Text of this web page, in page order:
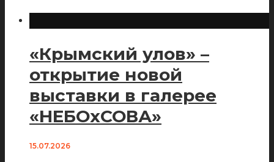
«Крымский улов» –
открытие новой
выставки в галерее
«НЕБОхСОВА»
15.07.2026